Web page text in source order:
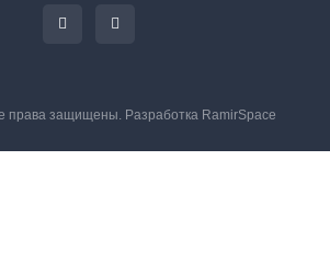
права защищены. Разработка RamirSpace